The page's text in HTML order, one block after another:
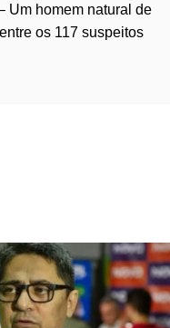
Um homem natural de
os 117 suspeitos